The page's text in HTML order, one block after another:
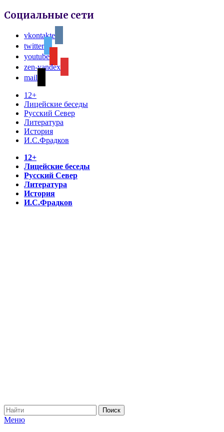
Социальные сети
vkontakte
twitter
youtube
zen-yandex
mail
12+
Лицейские беседы
Русский Север
Литература
История
И.С.Фрадков
12+
Лицейские беседы
Русский Север
Литература
История
И.С.Фрадков
Меню